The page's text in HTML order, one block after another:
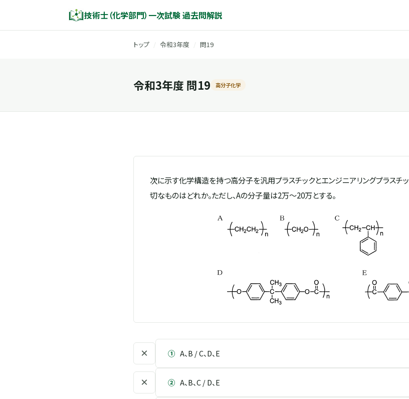
技術士（化学部門）一次試験 過去問解説
トップ 令和3年度 問19
令和3年度 問19 高分子化学
次に示す化学構造を持つ高分子を汎用プラスチックとエンジニアリングプラスチッ
切なものはどれか。ただし、Aの分子量は2万～20万とする。
× ① A、B / C、D、E
× ② A、B、C / D、E